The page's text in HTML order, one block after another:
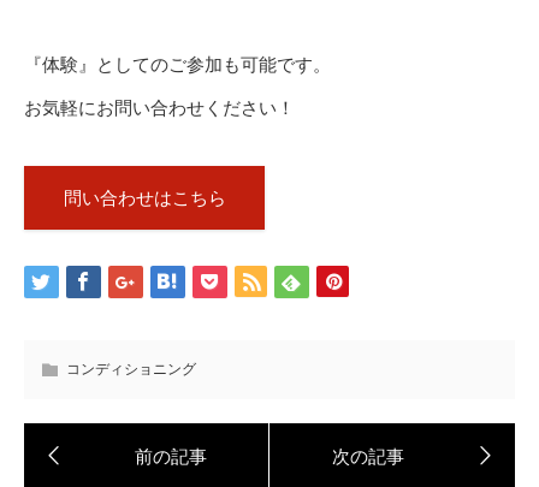
『体験』としてのご参加も可能です。
お気軽にお問い合わせください！
問い合わせはこちら
コンディショニング